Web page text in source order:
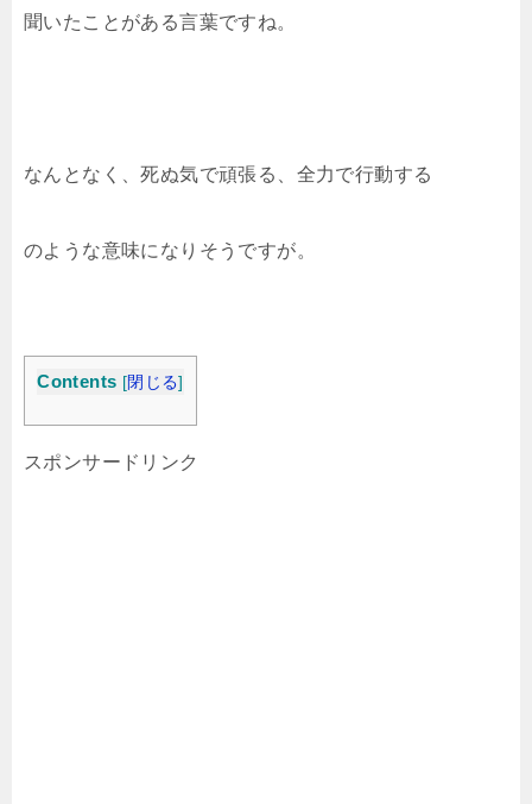
聞いたことがある言葉ですね。
なんとなく、死ぬ気で頑張る、全力で行動する
のような意味になりそうですが。
Contents [閉じる]
スポンサードリンク